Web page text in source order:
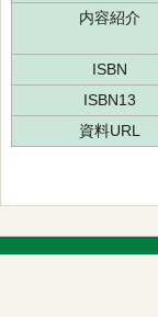
内容紹介
ISBN
ISBN13
資料URL